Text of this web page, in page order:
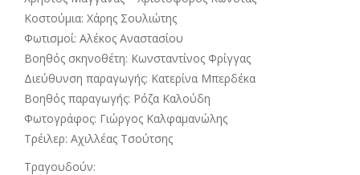
Κοστούμια: Χάρης Σουλιώτης
Φωτισμοί: Αλέκος Αναστασίου
Βοηθός σκηνοθέτη: Κωνσταντίνος Φρίγγας
Διεύθυνση παραγωγής: Κατερίνα Μπερδέκα
Βοηθός παραγωγής: Ρόζα Καλούδη
Φωτογράφος: Γιώργος Καλφαμανώλης
Τρέιλερ: Αχιλλέας Τσούτσης
Τραγουδούν: